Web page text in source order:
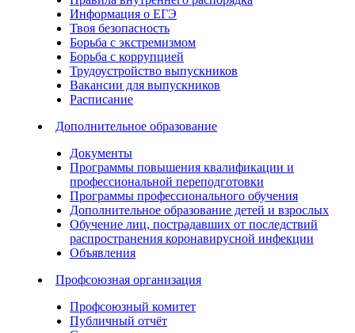
Информация о ЕГЭ
Твоя безопасность
Борьба с экстремизмом
Борьба с коррупцией
Трудоустройство выпускников
Вакансии для выпускников
Расписание
Дополнительное образование
Документы
Программы повышения квалификации и
профессиональной переподготовки
Программы профессионального обучения
Дополнительное образование детей и взрослых
Обучение лиц, пострадавших от последствий
распространения коронавирусной инфекции
Объявления
Профсоюзная организация
Профсоюзный комитет
Публичный отчёт